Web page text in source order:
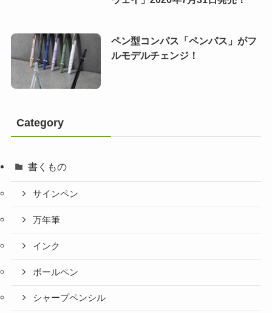
ペン型コンパス「ペンパス」がフ
ルモデルチェンジ！
Category
書くもの
サインペン
万年筆
インク
ボールペン
シャープペンシル